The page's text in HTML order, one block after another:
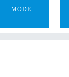
MODE